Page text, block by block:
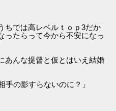
ちでは高レベルｔｏｐ3だか
ったらって今から不安になっ
あんな提督と仮とはいえ結婚
手の影すらないのに？」